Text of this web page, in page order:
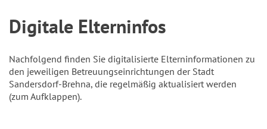
Digitale Elterninfos
Nachfolgend finden Sie digitalisierte Elterninformationen zu
den jeweiligen Betreuungseinrichtungen der Stadt
Sandersdorf-Brehna, die regelmäßig aktualisiert werden
(zum Aufklappen).